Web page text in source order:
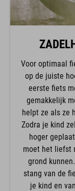
Voor optimaal
op de juiste
eerste fiets
gemakkelijk
helpt ze als ze
Zodra je kind
hoger
moet het liefst
grond
stang van de
je kind en